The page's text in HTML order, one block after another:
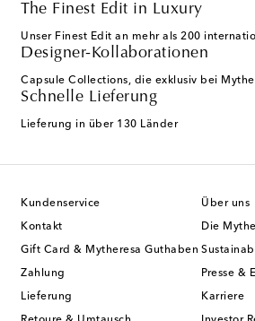
The Finest Edit in Luxury
Unser Finest Edit an mehr als 200
Designer-Kollaborationen
Capsule Collections, die exklusiv bei
Schnelle Lieferung
Lieferung in über 130 Länder
Kundenservice
Kontakt
Gift Card & Mytheresa Guthaben
Zahlung
Lieferung
Über uns
Die
Presse &
Karriere